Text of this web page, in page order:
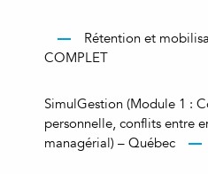
Rétention et
COMPLET
SimulGestion (Module 1 :
personnelle, conflits entre
managérial) – Québec